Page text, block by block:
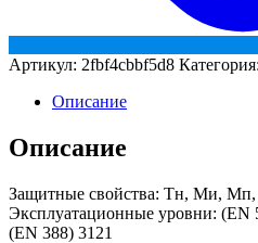
Артикул: 2fbf4cbbf5d8 Категория:
Описание
Описание
Защитные свойства: Тн, Ми,
Эксплуатационные уровни: (EN
(EN 388) 3121